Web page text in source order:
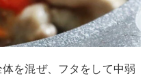
を混ぜ、フタをして中弱